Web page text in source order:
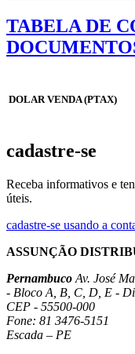
TABELA DE
DOLAR VENDA (PTAX)
cadastre-se
Receba informativos e
úteis.
cadastre-se usando a
ASSUNÇÃO
Pernambuco Av. José
- Bloco A, B, C, D, E -
CEP - 55500-000
Fone: 81 3476-5151
Escada – PE